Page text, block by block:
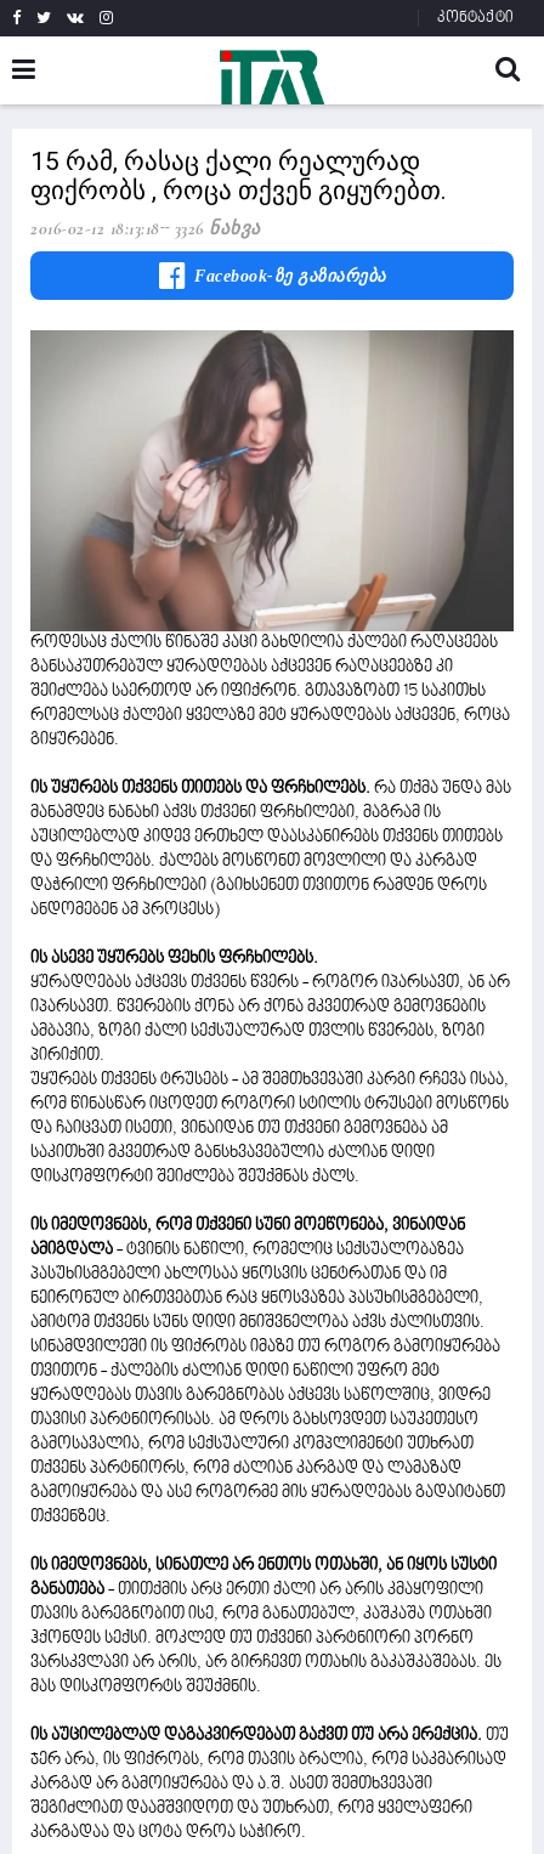
კონტაქტი
15 რამ, რასაც ქალი რეალურად
ფიქრობს , როცა თქვენ გიყურებთ.
2016-02-12 18:13:18 3326 Ნახვა
Facebook-Ზე Გაზიარება
როდესაც ქალის წინაშე კაცი გახდილია ქალები რაღაცეებს
განსაკუთრებულ ყურადღებას აქცევენ რაღაცეებზე კი
შეიძლება საერთოდ არ იფიქრონ. გთავაზობთ 15 საკითხს
რომელსაც ქალები ყველაზე მეტ ყურადღებას აქცევენ, როცა
გიყურებენ.
ის უყურებს თქვენს თითებს და ფრჩხილებს. რა თქმა უნდა მას
მანამდეც ნანახი აქვს თქვენი ფრჩხილები, მაგრამ ის
აუცილებლად კიდევ ერთხელ დაასკანირებს თქვენს თითებს
და ფრჩხილებს. ქალებს მოსწონთ მოვლილი და კარგად
დაჭრილი ფრჩხილები (გაიხსენეთ თვითონ რამდენ დროს
ანდომებენ ამ პროცესს)
ის ასევე უყურებს ფეხის ფრჩხილებს.
ყურადღებას აქცევს თქვენს წვერს - როგორ იპარსავთ, ან არ
იპარსავთ. წვერების ქონა არ ქონა მკვეთრად გემოვნების
ამბავია, ზოგი ქალი სექსუალურად თვლის წვერებს, ზოგი
პირიქით.
უყურებს თქვენს ტრუსებს - ამ შემთხვევაში კარგი რჩევა ისაა,
რომ წინასწარ იცოდეთ როგორი სტილის ტრუსები მოსწონს
და ჩაიცვათ ისეთი, ვინაიდან თუ თქვენი გემოვნება ამ
საკითხში მკვეთრად განსხვავებულია ძალიან დიდი
დისკომფორტი შეიძლება შეუქმნას ქალს.
ის იმედოვნებს, რომ თქვენი სუნი მოეწონება, ვინაიდან
ამიგდალა - ტვინის ნაწილი, რომელიც სექსუალობაზეა
პასუხისმგებელი ახლოსაა ყნოსვის ცენტრათან და იმ
ნეირონულ ბირთვებთან რაც ყნოსვაზეა პასუხისმგებელი,
ამიტომ თქვენს სუნს დიდი მნიშვნელობა აქვს ქალისთვის.
სინამდვილეში ის ფიქრობს იმაზე თუ როგორ გამოიყურება
თვითონ - ქალების ძალიან დიდი ნაწილი უფრო მეტ
ყურადღებას თავის გარეგნობას აქცევს საწოლშიც, ვიდრე
თავისი პარტნიორისას. ამ დროს გახსოვდეთ საუკეთესო
გამოსავალია, რომ სექსუალური კომპლიმენტი უთხრათ
თქვენს პარტნიორს, რომ ძალიან კარგად და ლამაზად
გამოიყურება და ასე როგორმე მის ყურადღებას გადაიტანთ
თქვენზეც.
ის იმედოვნებს, სინათლე არ ენთოს ოთახში, ან იყოს სუსტი
განათება - თითქმის არც ერთი ქალი არ არის კმაყოფილი
თავის გარეგნობით ისე, რომ განათებულ, კაშკაშა ოთახში
ჰქონდეს სექსი. მოკლედ თუ თქვენი პარტნიორი პორნო
ვარსკვლავი არ არის, არ გირჩევთ ოთახის გაკაშკაშებას. ეს
მას დისკომფორტს შეუქმნის.
ის აუცილებლად დაგაკვირდებათ გაქვთ თუ არა ერექცია. თუ
ჯერ არა, ის ფიქრობს, რომ თავის ბრალია, რომ საკმარისად
კარგად არ გამოიყურება და ა.შ. ასეთ შემთხვევაში
შეგიძლიათ დაამშვიდოთ და უთხრათ, რომ ყველაფერი
კარგადაა და ცოტა დროა საჭირო.